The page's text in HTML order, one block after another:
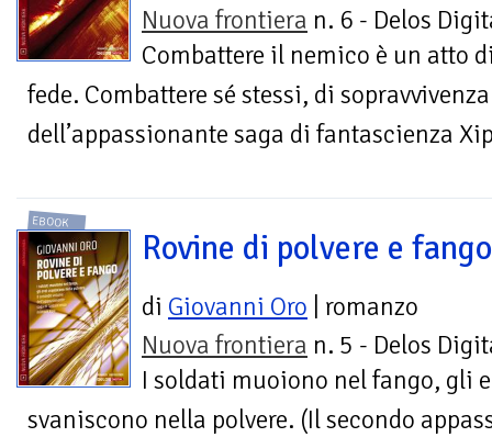
Nuova frontiera n. 6 - Delos
Combattere il nemico è un atto
fede. Combattere sé stessi, di
dell’appassionante saga di fantascienza
EBOOK
Rovine di polvere e fango
di Giovanni Oro | romanzo
Nuova frontiera n. 5 - Delos
I soldati muoiono nel fango, gli
svaniscono nella polvere. (Il secondo